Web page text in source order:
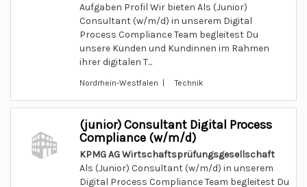
Aufgaben Profil Wir bieten Als (Junior)
Consultant (w/m/d) in unserem Digital
Process Compliance Team begleitest Du
unsere Kunden und Kundinnen im Rahmen
ihrer digitalen T...
Nordrhein-Westfalen | Technik
(junior) Consultant Digital Process
Compliance (w/m/d)
KPMG AG Wirtschaftsprüfungsgesellschaft
Als (Junior) Consultant (w/m/d) in unserem
Digital Process Compliance Team begleitest Du